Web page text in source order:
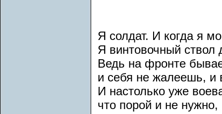
Я солдат. И когда я
Я винтовочный ствол
Ведь на фронте
и себя не жалеешь, и
И настолько уже
что порой и не